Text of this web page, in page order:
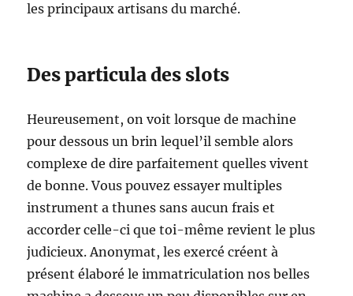
les principaux artisans du marché.
Des particula des slots
Heureusement, on voit lorsque de machine
pour dessous un brin lequel’il semble alors
complexe de dire parfaitement quelles vivent
de bonne. Vous pouvez essayer multiples
instrument a thunes sans aucun frais et
accorder celle-ci que toi-même revient le plus
judicieux. Anonymat, les exercé créent à
présent élaboré le immatriculation nos belles